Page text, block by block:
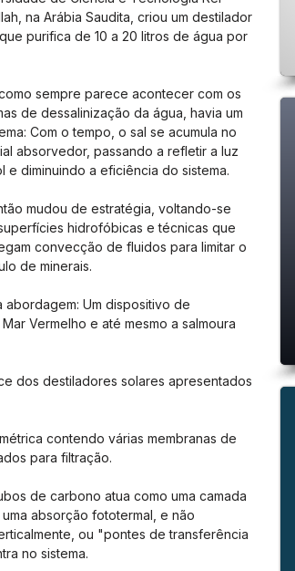
na Arábia Saudita, criou um destilador
purifica de 10 a 20 litros de água por
sempre parece acontecer com os
de dessalinização da água, havia um
Com o tempo, o sal se acumula no
absorvedor, passando a refletir a luz
e diminuindo a eficiência do sistema.
mudou de estratégia, voltando-se
hidrofóbicas e técnicas que
convecção de fluidos para limitar o
de minerais.
Um dispositivo de
Vermelho e até mesmo a salmoura
dos destiladores solares apresentados
contendo várias membranas de
para filtração.
de carbono atua como uma camada
absorção fototermal, e não
ou "pontes de transferência
no sistema.